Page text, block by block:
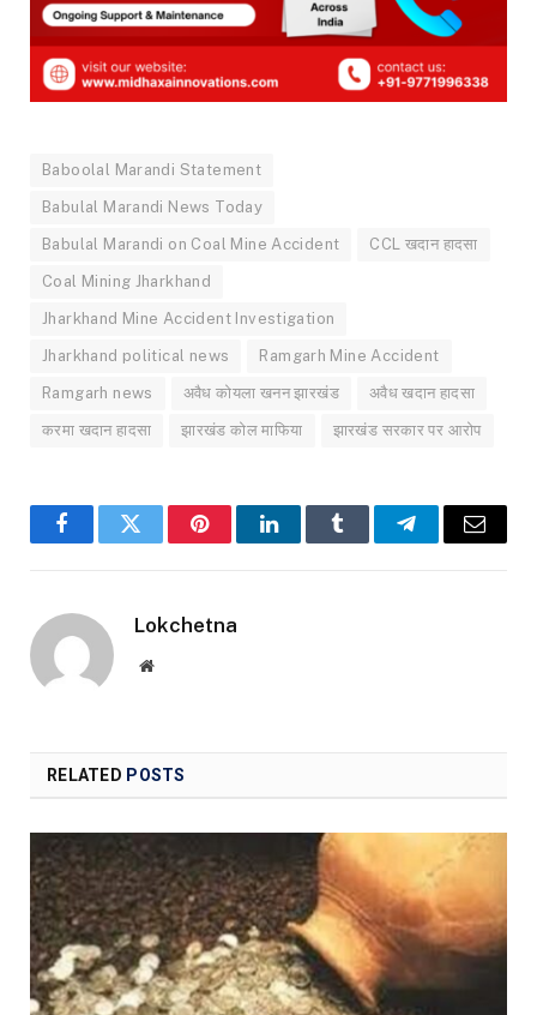
Baboolal Marandi Statement
Babulal Marandi News Today
Babulal Marandi on Coal Mine Accident CCL खदान हादसा
Coal Mining Jharkhand
Jharkhand Mine Accident Investigation
Jharkhand political news Ramgarh Mine Accident
Ramgarh news अवैध कोयला खनन झारखंड अवैध खदान हादसा
करमा खदान हादसा झारखंड कोल माफिया झारखंड सरकार पर आरोप
FacebookTwitter PinterestLinkedInTumblr TelegramEmail
Lokchetna
Website
RELATED POSTS